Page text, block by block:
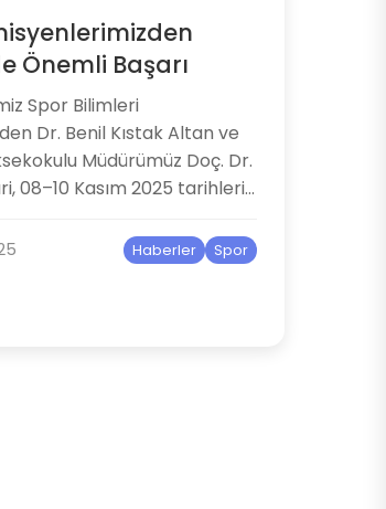
Önemli Başarı
Spor Bilimleri
Dr. Benil Kıstak Altan ve
Müdürümüz Doç. Dr.
08–10 Kasım 2025 tarihleri...
Haberler Spor